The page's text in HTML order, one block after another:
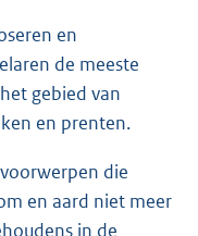
en
de meeste
gebied van
en prenten.
die
en aard niet meer
in de